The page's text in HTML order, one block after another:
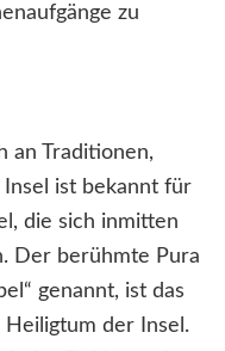
zu
an Traditionen,
ist bekannt für
die sich inmitten
Der berühmte Pura
genannt, ist das
der Insel.